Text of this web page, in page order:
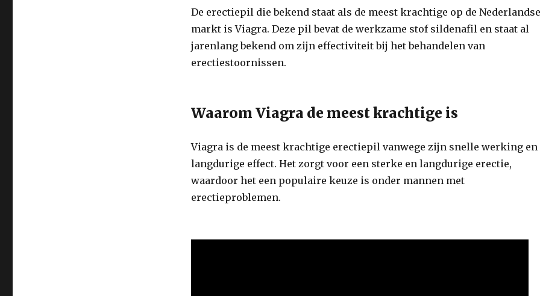
De erectiepil die bekend staat als de meest krachtige op de Nederlandse
markt is Viagra. Deze pil bevat de werkzame stof sildenafil en staat al
jarenlang bekend om zijn effectiviteit bij het behandelen van
erectiestoornissen.
Waarom Viagra de meest krachtige is
Viagra is de meest krachtige erectiepil vanwege zijn snelle werking en
langdurige effect. Het zorgt voor een sterke en langdurige erectie,
waardoor het een populaire keuze is onder mannen met
erectieproblemen.